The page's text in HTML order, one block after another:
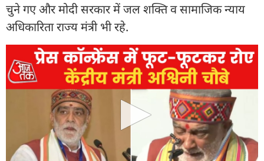
चुने गए और मोदी सरकार में जल शक्ति व सामाजिक न्याय
अधिकारिता राज्य मंत्री भी रहे.